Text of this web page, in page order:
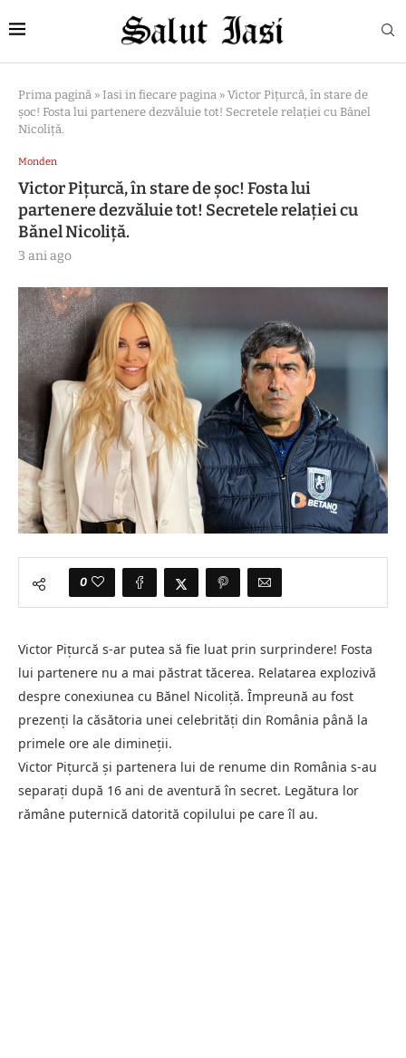
Prima pagină » Iasi in fiecare pagina » Victor Piţurcă, în stare de
şoc! Fosta lui partenere dezvăluie tot! Secretele relației cu Bănel
Nicoliţă.
Monden
Victor Piţurcă, în stare de şoc! Fosta lui
partenere dezvăluie tot! Secretele relației cu
Bănel Nicoliţă.
3 ani ago
0
Victor Piţurcă s-ar putea să fie luat prin surprindere! Fosta
lui partenere nu a mai păstrat tăcerea. Relatarea explozivă
despre conexiunea cu Bănel Nicoliţă. Împreună au fost
prezenți la căsătoria unei celebrități din România până la
primele ore ale dimineții.
Victor Piţurcă și partenera lui de renume din România s-au
separați după 16 ani de aventură în secret. Legătura lor
rămâne puternică datorită copilului pe care îl au.